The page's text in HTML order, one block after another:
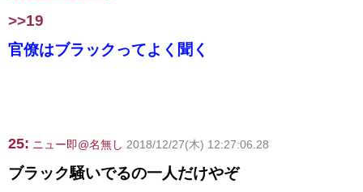
>>19
官僚はブラックってよく聞く
25: ニュー即@名無し 2018/12/27(木) 12:27:06.28
ブラック騒いでるの一人だけやぞ